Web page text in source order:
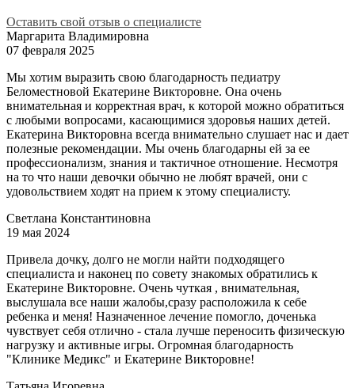
Оставить свой отзыв о специалисте
Маргарита Владимировна
07 февраля 2025
Мы хотим выразить свою благодарность педиатру
Беломестновой Екатерине Викторовне. Она очень
внимательная и корректная врач, к которой можно обратиться
с любыми вопросами, касающимися здоровья наших детей.
Екатерина Викторовна всегда внимательно слушает нас и дает
полезные рекомендации. Мы очень благодарны ей за ее
профессионализм, знания и тактичное отношение. Несмотря
на то что наши девочки обычно не любят врачей, они с
удовольствием ходят на прием к этому специалисту.
Светлана Константиновна
19 мая 2024
Привела дочку, долго не могли найти подходящего
специалиста и наконец по совету знакомых обратились к
Екатерине Викторовне. Очень чуткая , внимательная,
выслушала все наши жалобы,сразу расположила к себе
ребенка и меня! Назначенное лечение помогло, доченька
чувствует себя отлично - стала лучше переносить физическую
нагрузку и активные игры. Огромная благодарность
"Клинике Медикс" и Екатерине Викторовне!